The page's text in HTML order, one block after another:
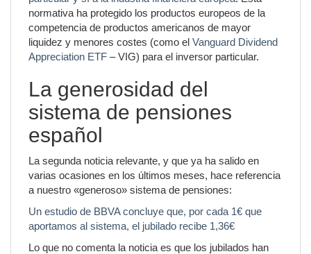
normativa ha protegido los productos europeos de la
competencia de productos americanos de mayor
liquidez y menores costes (como el Vanguard Dividend
Appreciation ETF – VIG) para el inversor particular.
La generosidad del
sistema de pensiones
español
La segunda noticia relevante, y que ya ha salido en
varias ocasiones en los últimos meses, hace referencia
a nuestro «generoso» sistema de pensiones:
Un estudio de BBVA concluye que, por cada 1€ que
aportamos al sistema, el jubilado recibe 1,36€
Lo que no comenta la noticia es que los jubilados han